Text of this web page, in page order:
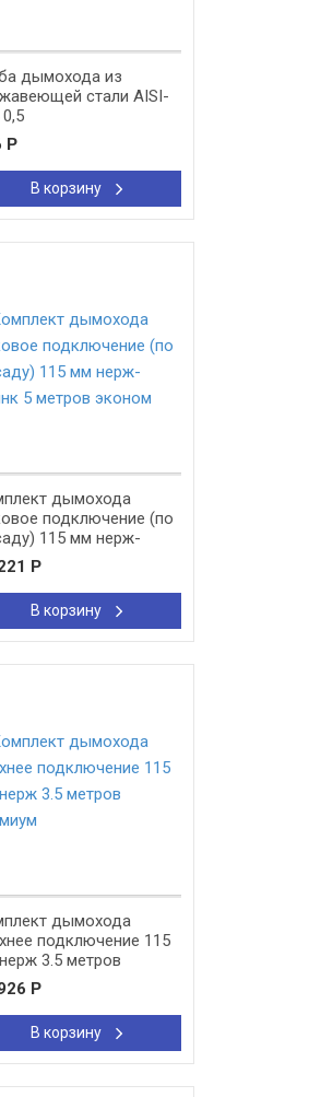
дымохода из
стали AISI-
Р
В корзину
дымохода
подключение (по
115 мм нерж-
5 метров эконом
Р
В корзину
дымохода
подключение 115
3.5 метров
Р
В корзину